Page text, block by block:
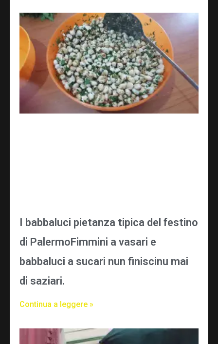
I babbaluci pietanza tipica del festino
di PalermoFimmini a vasari e
babbaluci a sucari nun finiscinu mai
di saziari.
Continua a leggere »